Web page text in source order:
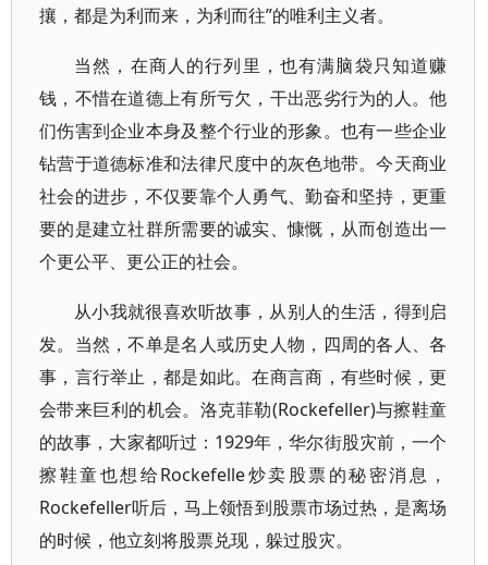
攘，都是为利而来，为利而往”的唯利主义者。
当然，在商人的行列里，也有满脑袋只知道赚
钱，不惜在道德上有所亏欠，干出恶劣行为的人。他
们伤害到企业本身及整个行业的形象。也有一些企业
钻营于道德标准和法律尺度中的灰色地带。今天商业
社会的进步，不仅要靠个人勇气、勤奋和坚持，更重
要的是建立社群所需要的诚实、慷慨，从而创造出一
个更公平、更公正的社会。
从小我就很喜欢听故事，从别人的生活，得到启
发。当然，不单是名人或历史人物，四周的各人、各
事，言行举止，都是如此。在商言商，有些时候，更
会带来巨利的机会。洛克菲勒(Rockefeller)与擦鞋童
的故事，大家都听过：1929年，华尔街股灾前，一个
擦鞋童也想给Rockefelle炒卖股票的秘密消息，
Rockefeller听后，马上领悟到股票市场过热，是离场
的时候，他立刻将股票兑现，躲过股灾。